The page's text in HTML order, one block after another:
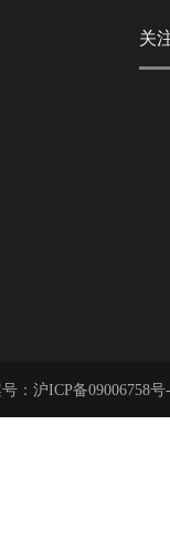
关
： 沪ICP备09006758号